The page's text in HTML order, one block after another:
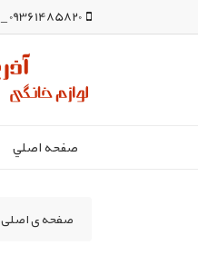
09361485820 _ 09124485820
صفحه اصلي
صفحه ی اصلی